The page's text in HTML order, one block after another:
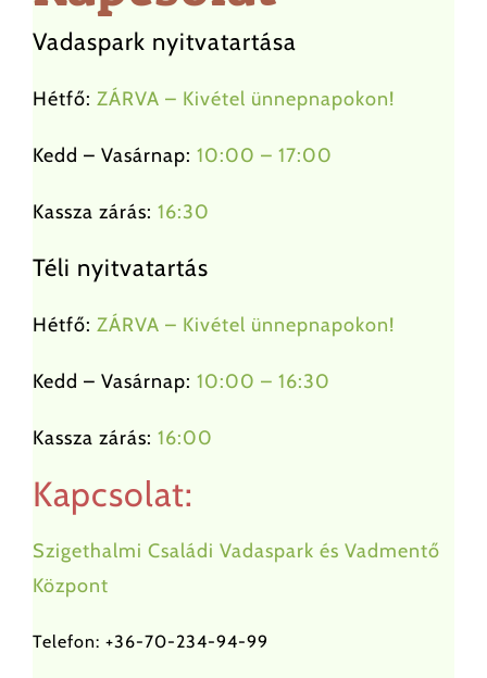
Állataink
Látnivalók
Parkolás
Támogatás
Vadaspark nyitvatartása
Hétfő: ZÁRVA – Kivétel ünnepnapokon!
Kedd – Vasárnap: 10:00 – 17:00
Kassza zárás: 16:30
Téli nyitvatartás
Hétfő: ZÁRVA – Kivétel ünnepnapokon!
Kedd – Vasárnap: 10:00 – 16:30
Kassza zárás: 16:00
Kapcsolat:
Szigethalmi Családi Vadaspark és Vadmentő
Központ
Telefon: +36-70-234-94-99